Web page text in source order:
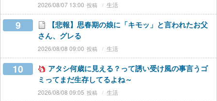
2026/08/07 13:00 生活
9
【悲報】思春期の娘に「キモッ」と言われたお父
さん、グレる
2026/08/08 09:00 生活
10
アタシ何歳に見える？って誘い受け風の事言うゴ
ミってまだ生存してるよね～
2026/08/08 09:05 生活